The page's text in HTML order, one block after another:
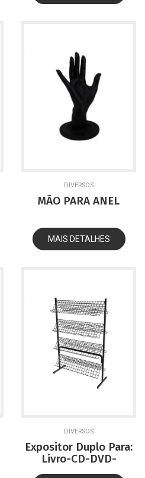
DIVERSOS
MÃO PARA ANEL
MAIS DETALHES
DIVERSOS
Expositor Duplo Para:
Livro-CD-DVD-
Sapato,etc.